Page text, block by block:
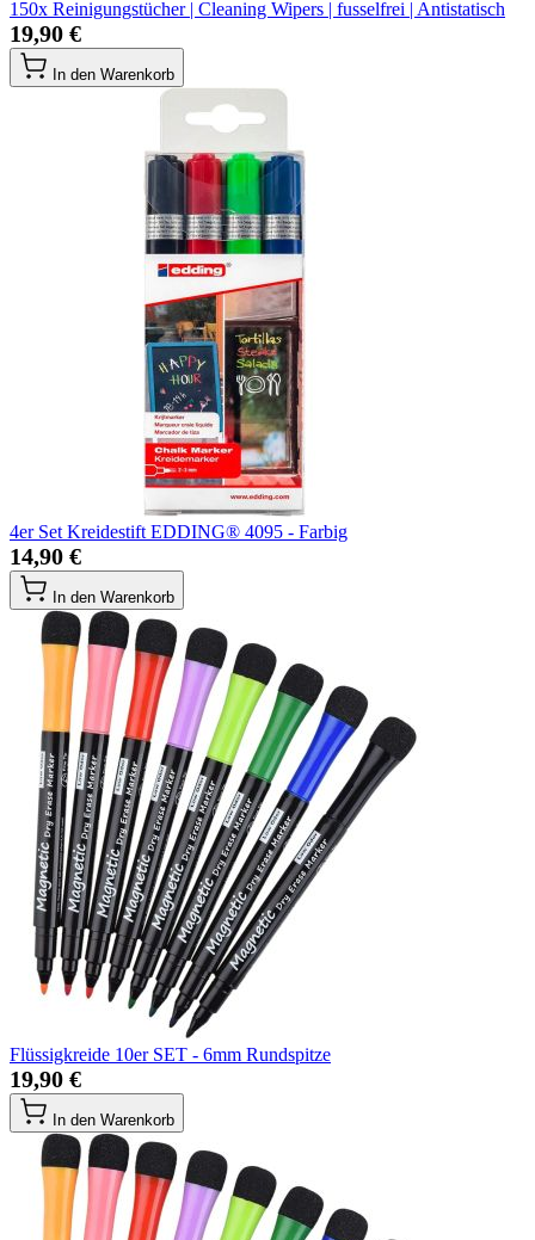
150x Reinigungstücher | Cleaning Wipers | fusselfrei | Antistatisch
19,90 €
In den Warenkorb
4er Set Kreidestift EDDING® 4095 - Farbig
14,90 €
In den Warenkorb
Flüssigkreide 10er SET - 6mm Rundspitze
19,90 €
In den Warenkorb